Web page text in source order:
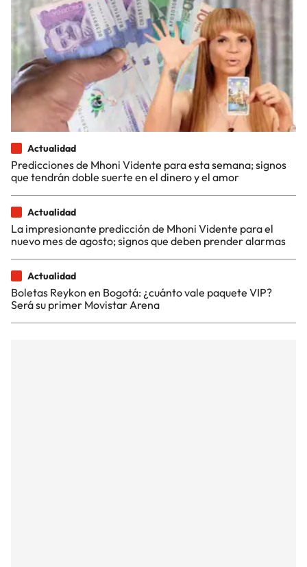
Actualidad
Predicciones de Mhoni Vidente para esta semana; signos
que tendrán doble suerte en el dinero y el amor
Actualidad
La impresionante predicción de Mhoni Vidente para el
nuevo mes de agosto; signos que deben prender alarmas
Actualidad
Boletas Reykon en Bogotá: ¿cuánto vale paquete VIP?
Será su primer Movistar Arena